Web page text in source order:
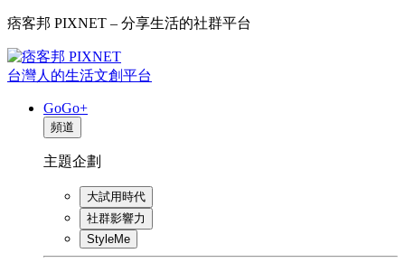
痞客邦 PIXNET – 分享生活的社群平台
台灣人的生活文創平台
GoGo+
頻道
主題企劃
大試用時代
社群影響力
StyleMe